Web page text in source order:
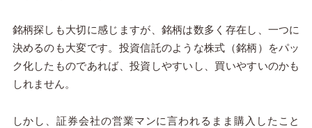
銘柄探しも大切に感じますが、銘柄は数多く存在し、一つに
決めるのも大変です。投資信託のような株式（銘柄）をパッ
ク化したものであれば、投資しやすいし、買いやすいのかも
しれません。
しかし、証券会社の営業マンに言われるまま購入したこと